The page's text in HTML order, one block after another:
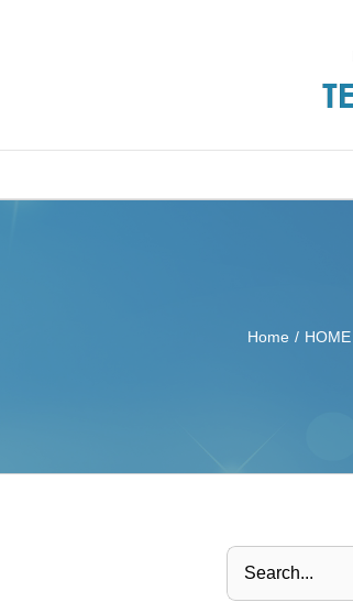
Home / HOME
Search